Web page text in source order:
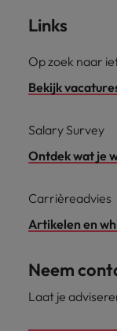
Links
Op zoek naar
Bekijk
Salary Survey
Ontdek wat je
Carrièreadvies
Artikelen en
Neem
Laat je